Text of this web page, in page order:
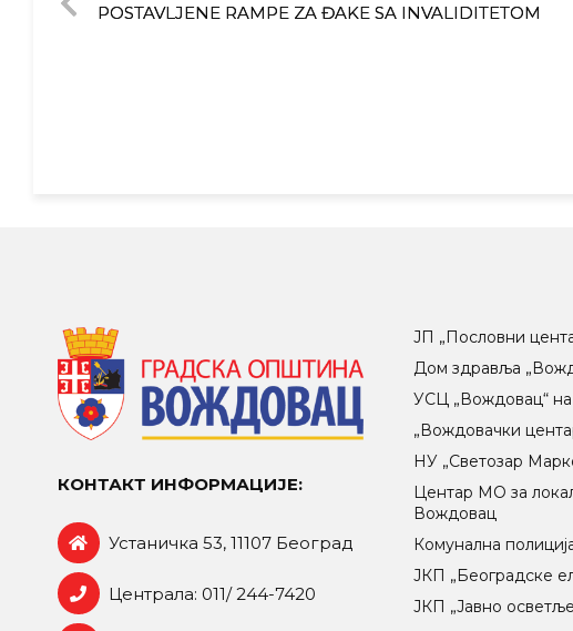
POSTAVLJENE RAMPE ZA ĐAKE SA INVALIDITETOM
КОНТАКТ ИНФОРМАЦИЈЕ:
Устаничка 53, 11107 Београд
Централа: 011/ 244-7420
ЈП „Пословни
Дом здравља
УСЦ „Вождовац“
„Вождовачки
НУ „Светозар
Центар МO за
Вождовац
Комунална
ЈКП „Београдске
ЈКП „Јавно